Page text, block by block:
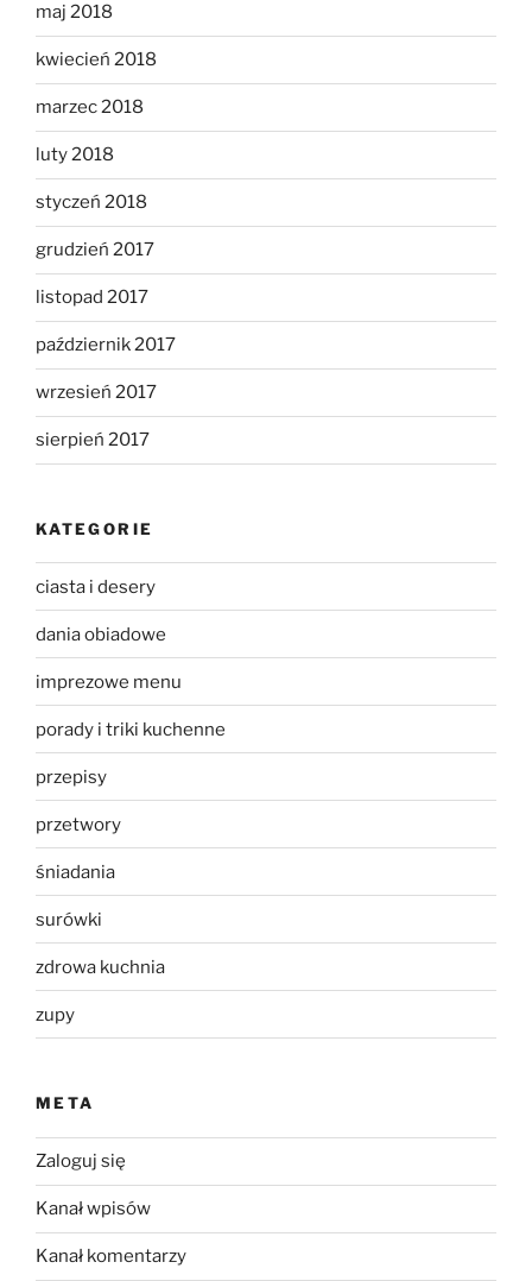
maj 2018
kwiecień 2018
marzec 2018
luty 2018
styczeń 2018
grudzień 2017
listopad 2017
październik 2017
wrzesień 2017
sierpień 2017
KATEGORIE
ciasta i desery
dania obiadowe
imprezowe menu
porady i triki kuchenne
przepisy
przetwory
śniadania
surówki
zdrowa kuchnia
zupy
META
Zaloguj się
Kanał wpisów
Kanał komentarzy